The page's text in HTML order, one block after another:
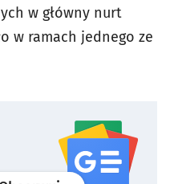
w główny nurt
w ramach jednego ze